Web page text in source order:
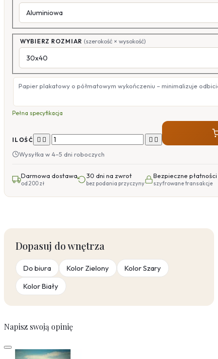
WYBIERZ ROZMIAR (szerokość × wysokość)
Papier plakatowy o półmatowym wykończeniu – minimalizuje
Pełna specyfikacja
ILOŚĆ    
Wysyłka w 4–5 dni roboczych
Darmowa dostawa
od 200 zł
30 dni na zwrot
bez podania przyczyny
Bezpieczne płatności
szyfrowane transakcje
Dopasuj do wnętrza
Do biura Kolor Zielony
Kolor Szary
Kolor Biały
Napisz swoją opinię